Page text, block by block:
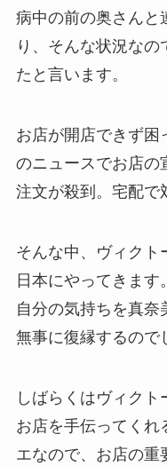
病中の前の奥さんと
り、そんな状況な
たと言います。
お店が開店できず困
のニュースでお店の
注文が殺到。宅配で
そんな中、ヴィクト
日本にやってきま
自分の気持ちを真奈
無事に復縁するので
しばらくはヴィクト
お店を手伝ってくれ
エなので、お店の重